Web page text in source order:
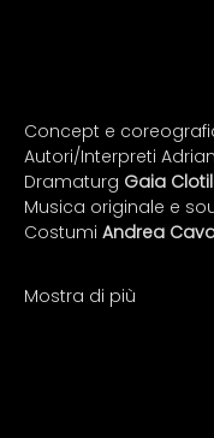
Concept e
Autori/Interpreti
Dramaturg Gaia
Musica originale e
Costumi Andrea
Mostra di più